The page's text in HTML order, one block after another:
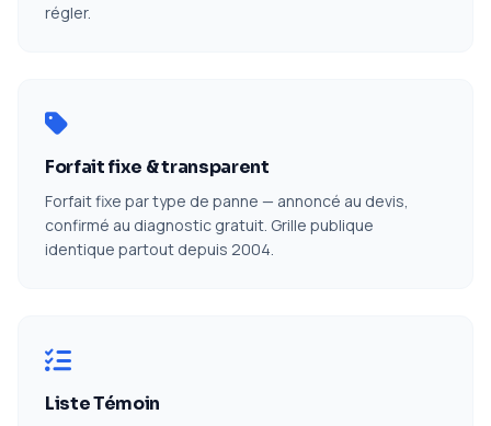
régler.
Forfait fixe & transparent
Forfait fixe par type de panne — annoncé au devis,
confirmé au diagnostic gratuit. Grille publique
identique partout depuis 2004.
Liste Témoin